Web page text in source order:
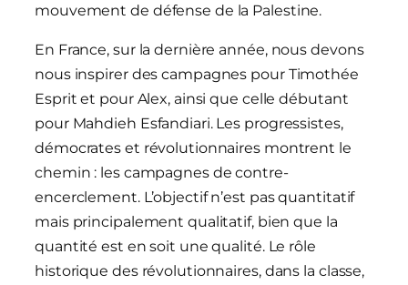
mouvement de défense de la Palestine.
En France, sur la dernière année, nous devons
nous inspirer des campagnes pour Timothée
Esprit et pour Alex, ainsi que celle débutant
pour Mahdieh Esfandiari. Les progressistes,
démocrates et révolutionnaires montrent le
chemin : les campagnes de contre-
encerclement. L’objectif n’est pas quantitatif
mais principalement qualitatif, bien que la
quantité est en soit une qualité. Le rôle
historique des révolutionnaires, dans la classe,